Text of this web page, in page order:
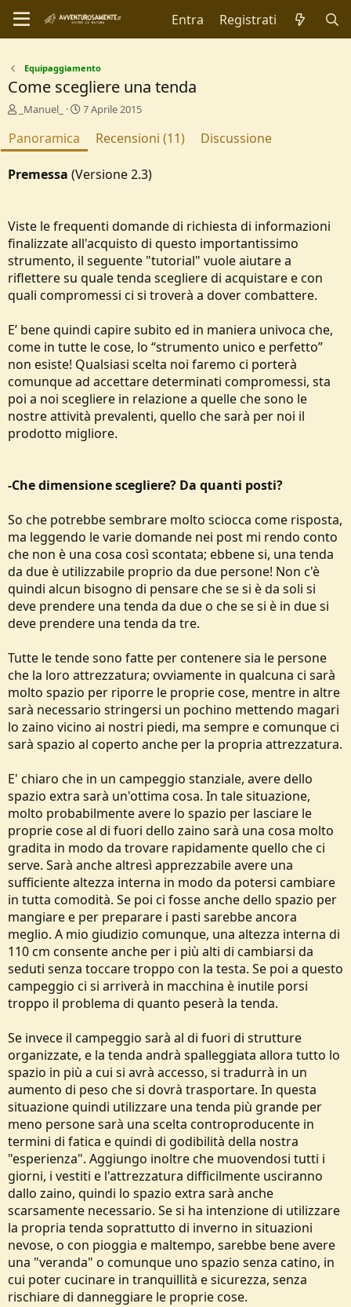
Entra Registrati
Equipaggiamento
Come scegliere una tenda
t
o
e
_Manuel_
C
a
i
d
a
t
e
7 Aprile 2015
Panoramica Recensioni (11) Discussione
Premessa (Versione 2.3)
Viste le frequenti domande di richiesta di informazioni
finalizzate all'acquisto di questo importantissimo
strumento, il seguente "tutorial" vuole aiutare a
riflettere su quale tenda scegliere di acquistare e con
quali compromessi ci si troverà a dover combattere.
E’ bene quindi capire subito ed in maniera univoca che,
come in tutte le cose, lo “strumento unico e perfetto”
non esiste! Qualsiasi scelta noi faremo ci porterà
comunque ad accettare determinati compromessi, sta
poi a noi scegliere in relazione a quelle che sono le
nostre attività prevalenti, quello che sarà per noi il
prodotto migliore.
-Che dimensione scegliere? Da quanti posti?
So che potrebbe sembrare molto sciocca come risposta,
ma leggendo le varie domande nei post mi rendo conto
che non è una cosa così scontata; ebbene si, una tenda
da due è utilizzabile proprio da due persone! Non c'è
quindi alcun bisogno di pensare che se si è da soli si
deve prendere una tenda da due o che se si è in due si
deve prendere una tenda da tre.
Tutte le tende sono fatte per contenere sia le persone
che la loro attrezzatura; ovviamente in qualcuna ci sarà
molto spazio per riporre le proprie cose, mentre in altre
sarà necessario stringersi un pochino mettendo magari
lo zaino vicino ai nostri piedi, ma sempre e comunque ci
sarà spazio al coperto anche per la propria attrezzatura.
E' chiaro che in un campeggio stanziale, avere dello
spazio extra sarà un'ottima cosa. In tale situazione,
molto probabilmente avere lo spazio per lasciare le
proprie cose al di fuori dello zaino sarà una cosa molto
gradita in modo da trovare rapidamente quello che ci
serve. Sarà anche altresì apprezzabile avere una
sufficiente altezza interna in modo da potersi cambiare
in tutta comodità. Se poi ci fosse anche dello spazio per
mangiare e per preparare i pasti sarebbe ancora
meglio. A mio giudizio comunque, una altezza interna di
110 cm consente anche per i più alti di cambiarsi da
seduti senza toccare troppo con la testa. Se poi a questo
campeggio ci si arriverà in macchina è inutile porsi
troppo il problema di quanto peserà la tenda.
Se invece il campeggio sarà al di fuori di strutture
organizzate, e la tenda andrà spalleggiata allora tutto lo
spazio in più a cui si avrà accesso, si tradurrà in un
aumento di peso che si dovrà trasportare. In questa
situazione quindi utilizzare una tenda più grande per
meno persone sarà una scelta controproducente in
termini di fatica e quindi di godibilità della nostra
"esperienza". Aggiungo inoltre che muovendosi tutti i
giorni, i vestiti e l'attrezzatura difficilmente usciranno
dallo zaino, quindi lo spazio extra sarà anche
scarsamente necessario. Se si ha intenzione di utilizzare
la propria tenda soprattutto di inverno in situazioni
nevose, o con pioggia e maltempo, sarebbe bene avere
una "veranda" o comunque uno spazio senza catino, in
cui poter cucinare in tranquillità e sicurezza, senza
rischiare di danneggiare le proprie cose.